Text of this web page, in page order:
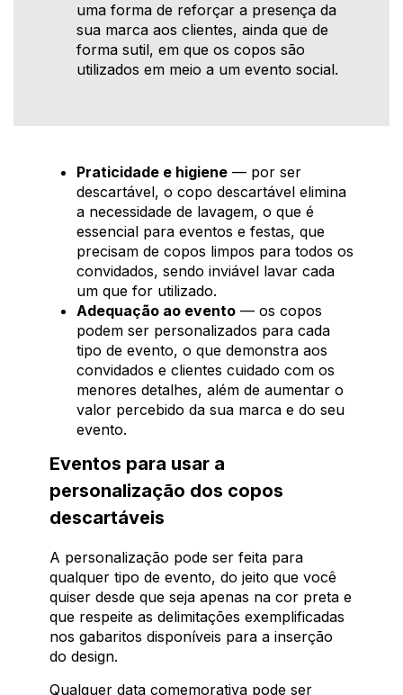
uma forma de reforçar a presença da
sua marca aos clientes, ainda que de
forma sutil, em que os copos são
utilizados em meio a um evento social.
Praticidade e higiene — por ser
descartável, o copo descartável elimina
a necessidade de lavagem, o que é
essencial para eventos e festas, que
precisam de copos limpos para todos os
convidados, sendo inviável lavar cada
um que for utilizado.
Adequação ao evento — os copos
podem ser personalizados para cada
tipo de evento, o que demonstra aos
convidados e clientes cuidado com os
menores detalhes, além de aumentar o
valor percebido da sua marca e do seu
evento.
Eventos para usar a
personalização dos copos
descartáveis
A personalização pode ser feita para
qualquer tipo de evento, do jeito que você
quiser desde que seja apenas na cor preta e
que respeite as delimitações exemplificadas
nos gabaritos disponíveis para a inserção
do design.
Qualquer data comemorativa pode ser